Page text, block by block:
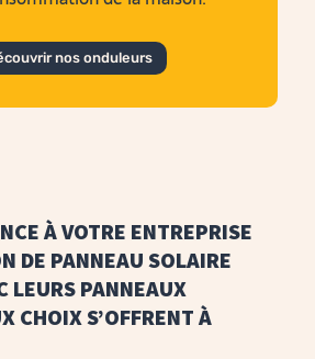
nos onduleurs
À VOTRE ENTREPRISE
DE PANNEAU SOLAIRE
LEURS PANNEAUX
CHOIX S’OFFRENT À